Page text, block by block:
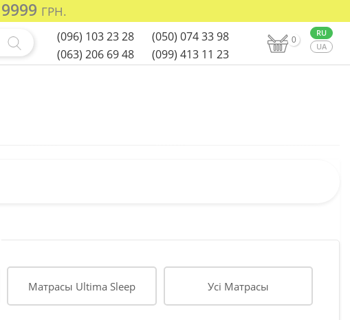
9999 ГРН.
(096) 103 23 28
(050) 074 33 98
(063) 206 69 48
(099) 413 11 23
0
Матрасы Ultima Sleep Усі Матрасы